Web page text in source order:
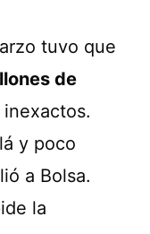
tuvo que
de
y poco
a Bolsa.
la